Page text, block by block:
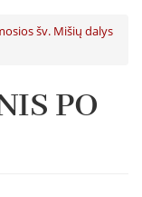
šv. Mišių dalys
PO